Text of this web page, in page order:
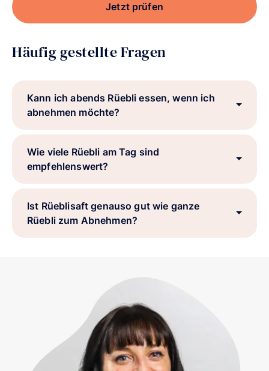
Jetzt prüfen
Häufig gestellte Fragen
Kann ich abends Rüebli essen, wenn ich
abnehmen möchte?
Wie viele Rüebli am Tag sind
empfehlenswert?
Ist Rüeblisaft genauso gut wie ganze
Rüebli zum Abnehmen?